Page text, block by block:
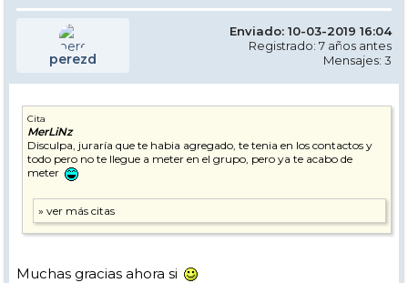
perezd
Enviado: 10-03-2019 16:04
Registrado: 7 años antes
Mensajes: 3
Cita
MerLiNz
Disculpa, juraría que te habia agregado, te tenia en los contactos y
todo pero no te llegue a meter en el grupo, pero ya te acabo de
meter
Muchas gracias ahora si